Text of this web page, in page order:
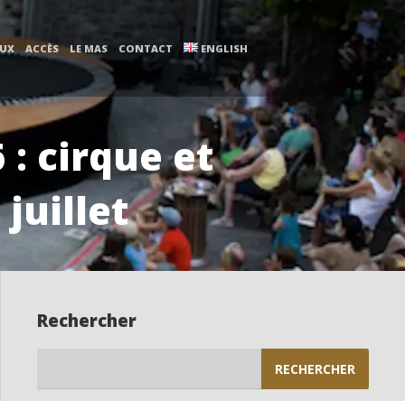
ACCÈS LE MAS CONTACT ENGLISH
: cirque et
juillet
Rechercher